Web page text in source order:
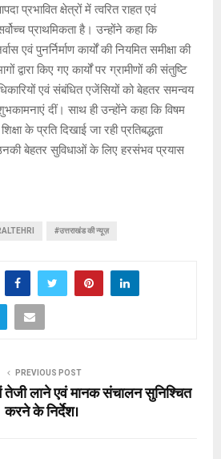
प्रभावित क्षेत्रों में त्वरित राहत एवं
प्राथमिकता है। उन्होंने कहा कि
एवं पुनर्निर्माण कार्यों की नियमित समीक्षा की
द्वारा किए गए कार्यों पर ग्रामीणों की संतुष्टि
एवं संबंधित एजेंसियों को बेहतर समन्वय
दीं। साथ ही उन्होंने कहा कि विषम
शिक्षा के प्रति दिखाई जा रही प्रतिबद्धता
बेहतर सुविधाओं के लिए हरसंभव प्रयास
#उत्तराखंड की न्यूज़
PREVIOUS POST
में तेजी लाने एवं मानक संचालन सुनिश्चित
करने के निर्देश।